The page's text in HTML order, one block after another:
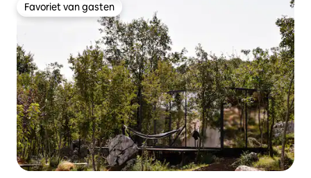
Favoriet van gasten
Favoriet van gasten